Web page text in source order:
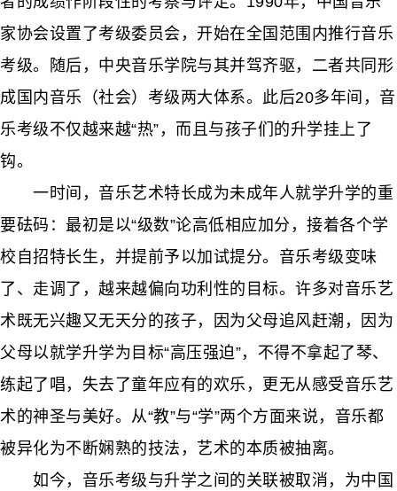
家协会设置了考级委员会，开始在全国范围内推行音乐
考级。随后，中央音乐学院与其并驾齐驱，二者共同形
成国内音乐（社会）考级两大体系。此后20多年间，音
乐考级不仅越来越“热”，而且与孩子们的升学挂上了
钩。
一时间，音乐艺术特长成为未成年人就学升学的重
要砝码：最初是以“级数”论高低相应加分，接着各个学
校自招特长生，并提前予以加试提分。音乐考级变味
了、走调了，越来越偏向功利性的目标。许多对音乐艺
术既无兴趣又无天分的孩子，因为父母追风赶潮，因为
父母以就学升学为目标“高压强迫”，不得不拿起了琴、
练起了唱，失去了童年应有的欢乐，更无从感受音乐艺
术的神圣与美好。从“教”与“学”两个方面来说，音乐都
被异化为不断娴熟的技法，艺术的本质被抽离。
如今，音乐考级与升学之间的关联被取消，为中国